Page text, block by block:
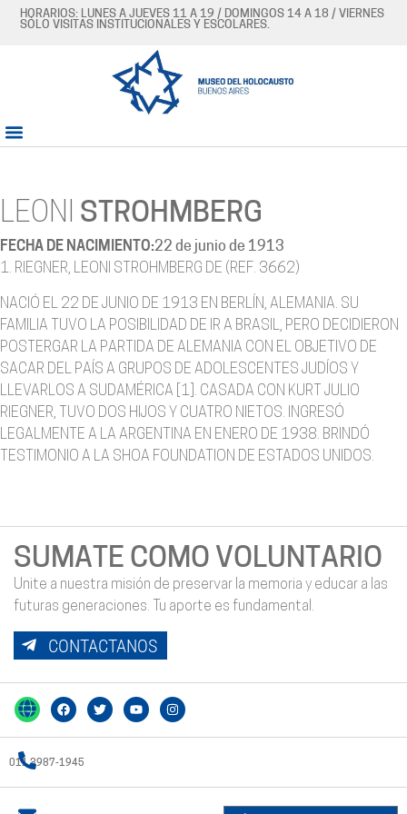
HORARIOS: LUNES A JUEVES 11 A 19 / DOMINGOS 14 A 18 / VIERNES
SÓLO VISITAS INSTITUCIONALES Y ESCOLARES.
LEONI STROHMBERG
FECHA DE NACIMIENTO:22 de junio de 1913
1. RIEGNER, LEONI STROHMBERG DE (REF. 3662)
NACIÓ EL 22 DE JUNIO DE 1913 EN BERLÍN, ALEMANIA. SU
FAMILIA TUVO LA POSIBILIDAD DE IR A BRASIL, PERO DECIDIERON
POSTERGAR LA PARTIDA DE ALEMANIA CON EL OBJETIVO DE
SACAR DEL PAÍS A GRUPOS DE ADOLESCENTES JUDÍOS Y
LLEVARLOS A SUDAMÉRICA [1]. CASADA CON KURT JULIO
RIEGNER, TUVO DOS HIJOS Y CUATRO NIETOS. INGRESÓ
LEGALMENTE A LA ARGENTINA EN ENERO DE 1938. BRINDÓ
TESTIMONIO A LA SHOA FOUNDATION DE ESTADOS UNIDOS.
SUMATE COMO VOLUNTARIO
Unite a nuestra misión de preservar la memoria y educar a las
futuras generaciones. Tu aporte es fundamental.
CONTACTANOS
011 3987-1945